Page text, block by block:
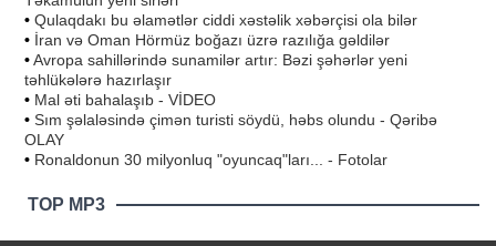
• Qulaqdakı bu əlamətlər ciddi xəstəlik xəbərçisi ola bilər
• İran və Oman Hörmüz boğazı üzrə razılığa gəldilər
•Avropa sahillərində sunamilər artır: Bəzi şəhərlər yeni
təhlükələrə hazırlaşır
• Mal əti bahalaşıb - VİDEO
• Sım şəlaləsində çimən turisti söydü, həbs olundu - Qəribə
OLAY
• Ronaldonun 30 milyonluq "oyuncaq"ları... - Fotolar
TOP MP3